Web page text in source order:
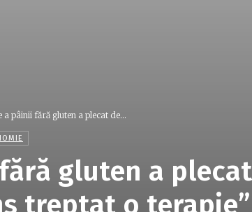
a pâinii fără gluten a plecat de...
gluten a
treptat o terapie”